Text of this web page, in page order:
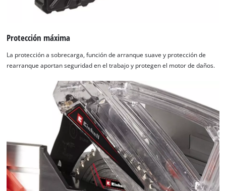
Protección máxima
La protección a sobrecarga, función de arranque suave y protección de
rearranque aportan seguridad en el trabajo y protegen el motor de daños.